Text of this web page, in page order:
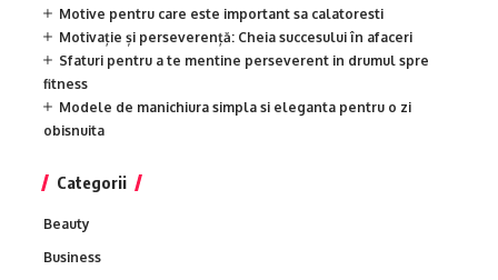
Motive pentru care este important sa calatoresti
Motivație și perseverență: Cheia succesului în afaceri
Sfaturi pentru a te mentine perseverent in drumul spre
fitness
Modele de manichiura simpla si eleganta pentru o zi
obisnuita
Categorii
Beauty
Business